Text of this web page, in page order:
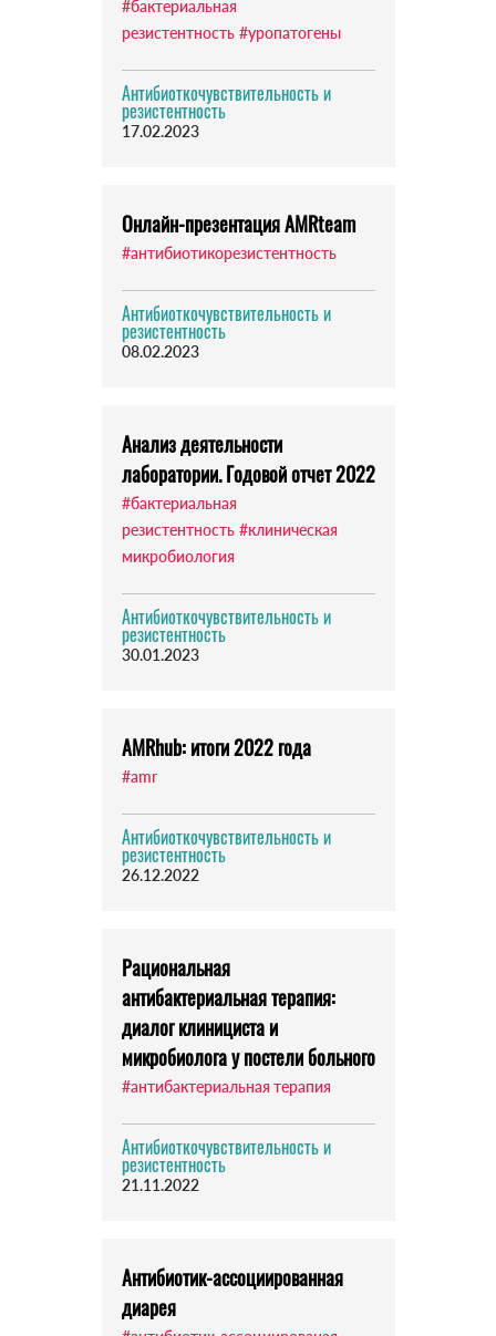
#бактериальная
резистентность #уропатогены
Антибиоткочувствительность и
резистентность
17.02.2023
Онлайн-презентация AMRteam
#антибиотикорезистентность
Антибиоткочувствительность и
резистентность
08.02.2023
Анализ деятельности
лаборатории. Годовой отчет 2022
#бактериальная
резистентность #клиническая
микробиология
Антибиоткочувствительность и
резистентность
30.01.2023
AMRhub: итоги 2022 года
#amr
Антибиоткочувствительность и
резистентность
26.12.2022
Рациональная
антибактериальная терапия:
диалог клинициста и
микробиолога у постели больного
#антибактериальная терапия
Антибиоткочувствительность и
резистентность
21.11.2022
Антибиотик-ассоциированная
диарея